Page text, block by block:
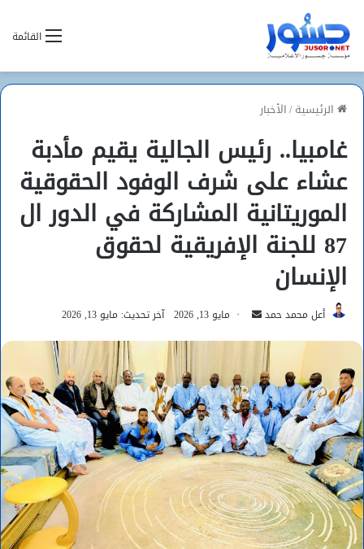
القائمة
الرئيسية/الأخبار
غامبيا.. رئيس الجالية يقيم مأدبة
عشاء على شرف الوفود الحقوقية
الموريتانية المشاركة في الدور ال
87 للجنة الإفريقية لحقوق
الإنسان
أعل محمد حمد
أرسل مايو 13, 2026 آخر تحديث: مايو 13, 2026